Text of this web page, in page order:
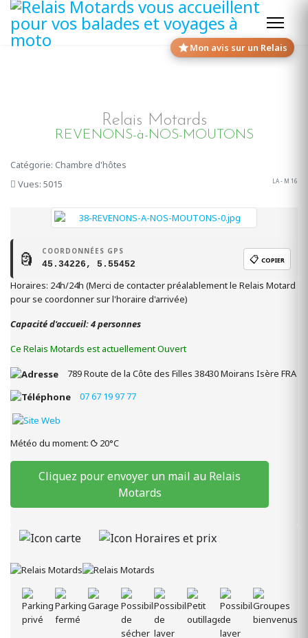
Mon avis sur un Relais
Relais Motards
REVENONS-à-NOS-MOUTONS
Catégorie: Chambre d'hôtes
Vues: 5015
LA - M 16
🗿 COORDONNÉES GPS
45.34226, 5.55452 📋 COPIER
Horaires: 24h/24h (Merci de contacter préalablement le Relais Motard
pour se coordonner sur l'horaire d'arrivée)
Capacité d'accueil: 4 personnes
Ce Relais Motards est actuellement Ouvert
789 Route de la Côte des Filles 38430Moirans Isère FRA
07 67 19 97 77
Météo du moment: 20°C
Cliquez pour envoyer un mail au Relais
Motards